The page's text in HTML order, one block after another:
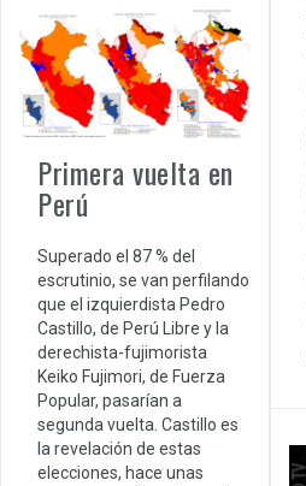
Primera vuelta en
Perú
Superado el 87 % del
escrutinio, se van perfilando
que el izquierdista Pedro
Castillo, de Perú Libre y la
derechista-fujimorista
Keiko Fujimori, de Fuerza
Popular, pasarían a
segunda vuelta. Castillo es
la revelación de estas
elecciones, hace unas